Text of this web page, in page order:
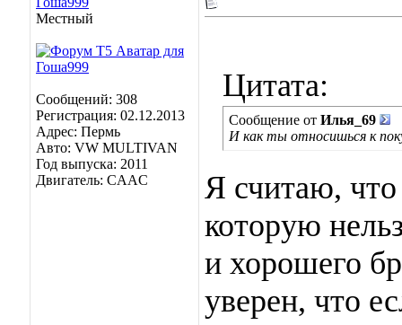
Местный
Сообщений: 308
Регистрация: 02.12.2013
Адрес: Пермь
Авто: VW MULTIVAN
Год выпуска: 2011
Двигатель: CAAC
Цитата:
Сообщение от Илья_69
И как ты относишься к
Я считаю, что
которую
и хорошего
уверен, что